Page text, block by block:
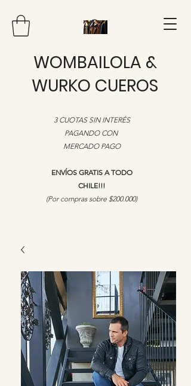
WOMBAILOLA &
WURKO CUEROS
3 CUOTAS SIN INTERÉS
PAGANDO CON
MERCADO PAGO
ENVÍOS GRATIS A TODO
CHILE!!!
​(Por compras sobre $200.000)